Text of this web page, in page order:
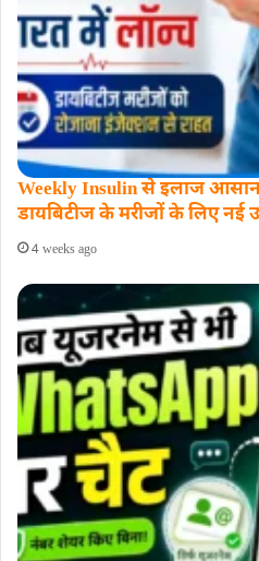
Weekly Insulin से इलाज
डायबिटीज के मरीजों के लिए नई
4 weeks ago